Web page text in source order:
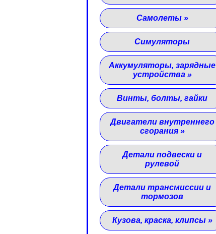
Самолеты»
Симуляторы
Аккумуляторы, зарядные
устройства»
Винты, болты, гайки
Двигатели внутреннего
сгорания»
Детали подвески и
рулевой
Детали трансмиссии и
тормозов
Кузова, краска, клипсы»